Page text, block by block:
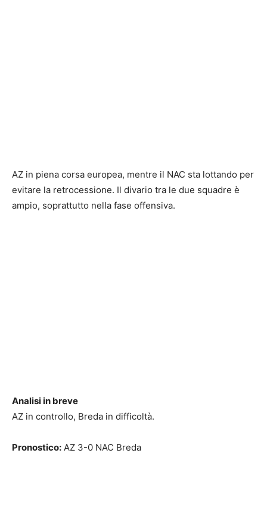
AZ in piena corsa europea, mentre il NAC sta lottando per
evitare la retrocessione. Il divario tra le due squadre è
ampio, soprattutto nella fase offensiva.
Analisi in breve
AZ in controllo, Breda in difficoltà.
Pronostico: AZ 3-0 NAC Breda